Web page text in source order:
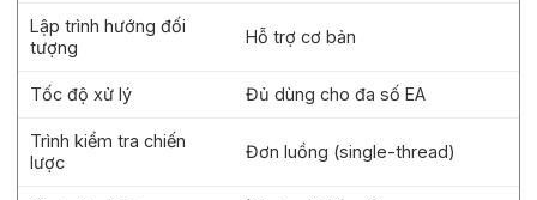
Lập trình hướng đối
tượng
Hỗ trợ cơ bản
Tốc độ xử lý Đủ dùng cho đa số EA
Trình kiểm tra chiến
lược
Đơn luồng (single-thread)